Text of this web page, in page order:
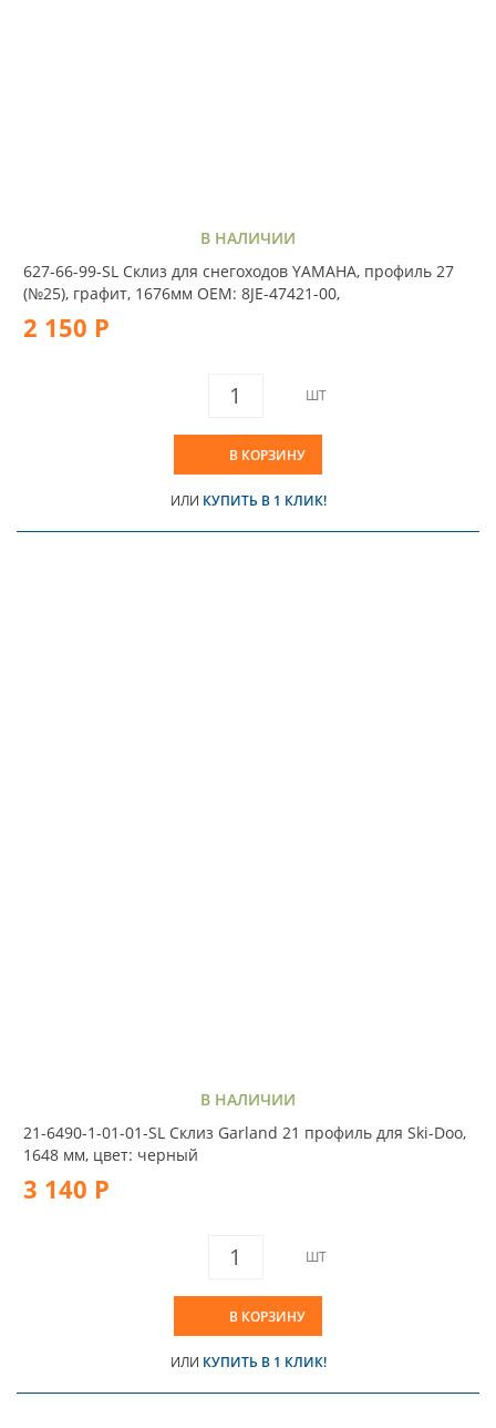
В НАЛИЧИИ
627-66-99-SL Склиз для снегоходов YAMAHA, профиль 27
(№25), графит, 1676мм OEM: 8JE-47421-00,
2 150 Р
ШТ
В КОРЗИНУ
ИЛИ КУПИТЬ В 1 КЛИК!
В НАЛИЧИИ
21-6490-1-01-01-SL Склиз Garland 21 профиль для Ski-Doo,
1648 мм, цвет: черный
3 140 Р
ШТ
В КОРЗИНУ
ИЛИ КУПИТЬ В 1 КЛИК!